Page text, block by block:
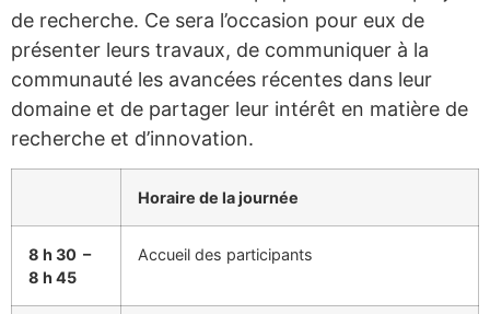
de recherche. Ce sera l’occasion pour eux de
présenter leurs travaux, de communiquer à la
communauté les avancées récentes dans leur
domaine et de partager leur intérêt en matière de
recherche et d’innovation.
Horaire de la journée
8 h 30 –
8 h 45
Accueil des participants